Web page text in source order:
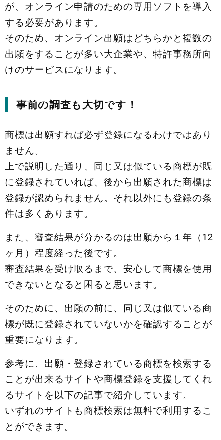
が、オンライン申請のための専用ソフトを導入
する必要があります。
そのため、オンライン出願はどちらかと複数の
出願をすることが多い大企業や、特許事務所向
けのサービスになります。
事前の調査も大切です！
商標は出願すれば必ず登録になるわけではあり
ません。
上で説明した通り、同じ又は似ている商標が既
に登録されていれば、後から出願された商標は
登録が認められません。それ以外にも登録の条
件は多くあります。
また、審査結果が分かるのは出願から１年（12
ヶ月）程度経った後です。
審査結果を受け取るまで、安心して商標を使用
できないとなると困ると思います。
そのために、出願の前に、同じ又は似ている商
標が既に登録されていないかを確認することが
重要になります。
参考に、出願・登録されている商標を検索する
ことが出来るサイトや商標登録を支援してくれ
るサイトを以下の記事で紹介しています。
いずれのサイトも商標検索は無料で利用するこ
とができます。